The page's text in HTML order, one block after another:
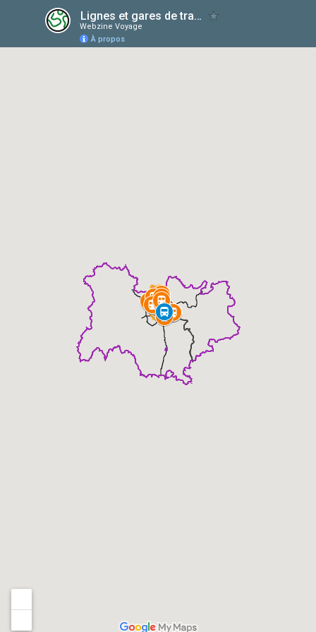
Lignes et gares de trains à Lyon et Rhône
Webzine Voyage
À propos